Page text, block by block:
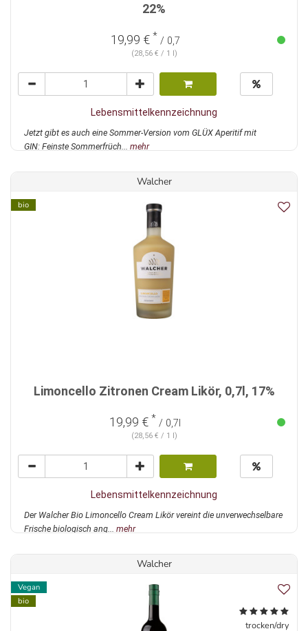
22%
19,99 € * / 0,7
(28,56 € / 1 l)
Lebensmittelkennzeichnung
Jetzt gibt es auch eine Sommer-Version vom GLÜX Aperitif mit
GIN: Feinste Sommerfrüch... mehr
Walcher
bio
Limoncello Zitronen Cream Likör, 0,7l, 17%
19,99 € * / 0,7l
(28,56 € / 1 l)
Lebensmittelkennzeichnung
Der Walcher Bio Limoncello Cream Likör vereint die unverwechselbare
Frische biologisch ang... mehr
Walcher
Vegan
bio
trocken/dry